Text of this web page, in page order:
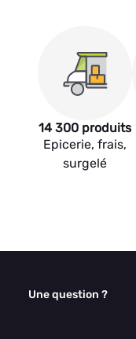
14 300 produits
Epicerie, frais,
surgelé
Une question ?